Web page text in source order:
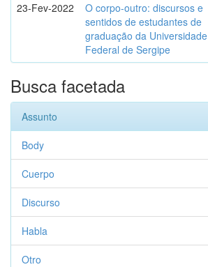
23-Fev-2022
O corpo-outro: discursos e
sentidos de estudantes de
graduação da Universidade
Federal de Sergipe
Busca facetada
Assunto
Body
Cuerpo
Discurso
Habla
Otro